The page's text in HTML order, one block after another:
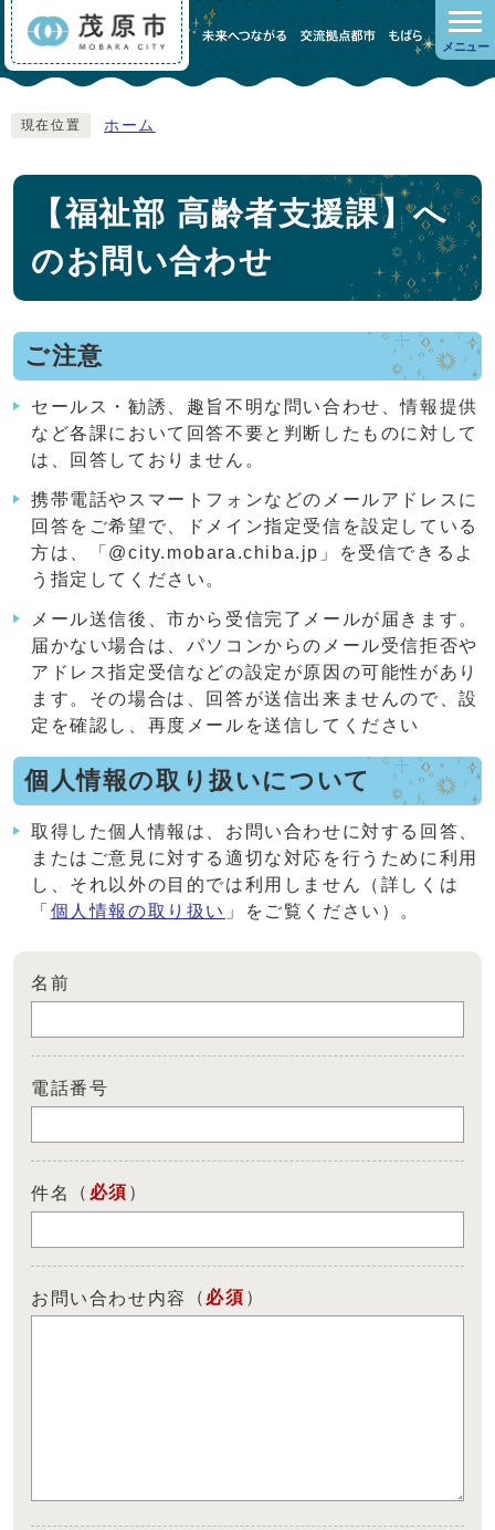
メニュー
現在位置 ホーム
【福祉部 高齢者支援課】へ
のお問い合わせ
ご注意
セールス・勧誘、趣旨不明な問い合わせ、情報提供
など各課において回答不要と判断したものに対して
は、回答しておりません。
携帯電話やスマートフォンなどのメールアドレスに
回答をご希望で、ドメイン指定受信を設定している
方は、「@city.mobara.chiba.jp」を受信できるよ
う指定してください。
メール送信後、市から受信完了メールが届きます。
届かない場合は、パソコンからのメール受信拒否や
アドレス指定受信などの設定が原因の可能性があり
ます。その場合は、回答が送信出来ませんので、設
定を確認し、再度メールを送信してください
個人情報の取り扱いについて
取得した個人情報は、お問い合わせに対する回答、
またはご意見に対する適切な対応を行うために利用
し、それ以外の目的では利用しません（詳しくは
「 個人情報の取り扱い 」をご覧ください）。
名前
電話番号
件名 （ 必須 ）
お問い合わせ内容 （ 必須 ）